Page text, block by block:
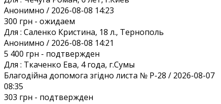
Анонимно / 2026-08-08 14:23
300 грн - ожидаем
Для : Саленко Кристина, 18 л., Тернополь
Анонимно / 2026-08-08 14:21
5 400 грн - подтвержден
Для : Ткаченко Ева, 4 года, г.Сумы
Благодiйна допомога згiдно листа № Р-28 / 2026-08-07
08:35
303 грн - подтвержден